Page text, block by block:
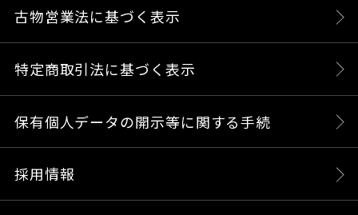
古物営業法に基づく表示
特定商取引法に基づく表示
保有個人データの開示等に関する手続
採用情報